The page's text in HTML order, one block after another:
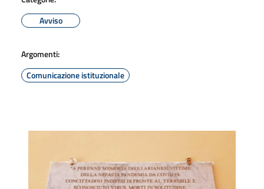
Avviso
Argomenti:
Comunicazione istituzionale